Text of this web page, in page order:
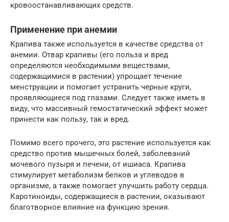
кровоостанавливающих средств.
Применение при анемии
Крапива также используется в качестве средства от
анемии. Отвар крапивы (его польза и вред
определяются необходимыми веществами,
содержащимися в растении) упрощает течение
менструации и помогает устранить черные круги,
проявляющиеся под глазами. Следует также иметь в
виду, что массивный гемостатический эффект может
принести как пользу, так и вред.
Помимо всего прочего, это растение используется как
средство против мышечных болей, заболеваний
мочевого пузыря и печени, от ишиаса. Крапива
стимулирует метаболизм белков и углеводов в
организме, а также помогает улучшить работу сердца.
Каротиноиды, содержащиеся в растении, оказывают
благотворное влияние на функцию зрения.